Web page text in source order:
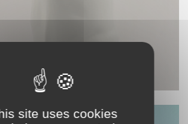
site uses cookies